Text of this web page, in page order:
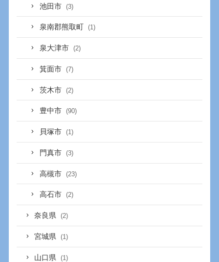
池田市 (3)
泉南郡熊取町 (1)
泉大津市 (2)
箕面市 (7)
茨木市 (2)
豊中市 (90)
貝塚市 (1)
門真市 (3)
高槻市 (23)
高石市 (2)
奈良県 (2)
宮城県 (1)
山口県 (1)